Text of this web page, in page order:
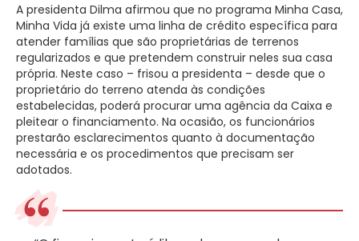
A presidenta Dilma afirmou que no programa Minha Casa,
Minha Vida já existe uma linha de crédito específica para
atender famílias que são proprietárias de terrenos
regularizados e que pretendem construir neles sua casa
própria. Neste caso – frisou a presidenta – desde que o
proprietário do terreno atenda às condições
estabelecidas, poderá procurar uma agência da Caixa e
pleitear o financiamento. Na ocasião, os funcionários
prestarão esclarecimentos quanto à documentação
necessária e os procedimentos que precisam ser
adotados.